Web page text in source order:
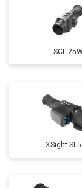
SCL
ХSight